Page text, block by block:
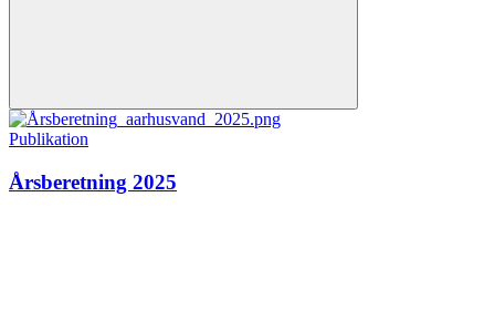
Publikation
Årsberetning 2025